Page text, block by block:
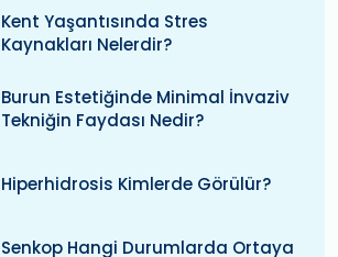
Kent Yaşantısında Stres
Kaynakları Nelerdir?
Burun Estetiğinde Minimal İnvaziv
Tekniğin Faydası Nedir?
Hiperhidrosis Kimlerde Görülür?
Senkop Hangi Durumlarda Ortaya